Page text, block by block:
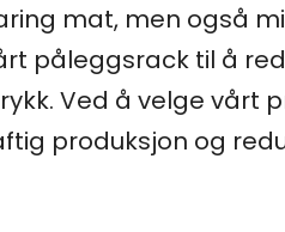
mat, men også
påleggsrack til å
Ved å velge vårt
produksjon og